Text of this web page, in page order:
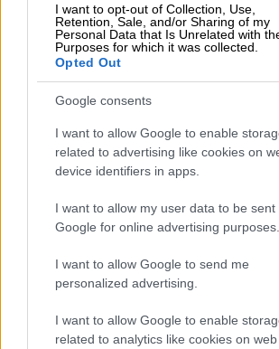
I want to opt-out of Collection, Use,
Retention, Sale, and/or Sharing of my
Personal Data that Is Unrelated with
Purposes for which it was collected.
Opted Out
Google consents
I want to allow Google to enable
related to advertising like cookies on
device identifiers in apps.
I want to allow my user data to be sent
Google for online advertising purposes.
I want to allow Google to send me
personalized advertising.
I want to allow Google to enable
related to analytics like cookies on
Ελλάδα|26.03.2024 15:39
Σώσε ένα αδέσποτο: Η
Today και το ethnos.gr σάς
σε μία ιδιαίτερη μέρα
Η Adopt a Paw Today και το
περιμένουν σε μία ιδιαίτερη
υιοθεσίας σκύλων και γατών
από τον δρόμο